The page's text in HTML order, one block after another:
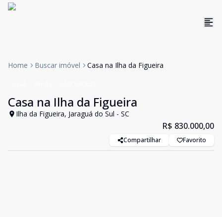
Home Buscar imóvel Casa na Ilha da Figueira
Casa na Ilha da Figueira
Ilha da Figueira, Jaraguá do Sul - SC
R$ 830.000,00
Compartilhar Favorito